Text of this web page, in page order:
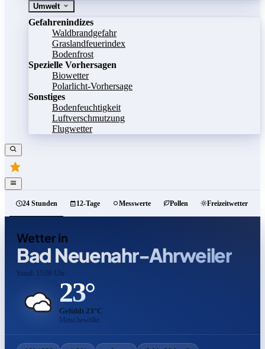
Umwelt
Gefahrenindizes
Waldbrandgefahr
Graslandfeuerindex
Bodenfrost
Spezielle Vorhersagen
Biowetter
Polarlicht-Vorhersage
Sonstiges
Bodenfeuchtigkeit
Luftverschmutzung
Flugwetter
24 Stunden 12-Tage Messwerte Pollen Freizeitwetter
Wetter in
Bad Neuenahr-Ahrweiler
Stand: 15:00 Uhr
23°
Gefühlt 23°C
Meist bewölkt